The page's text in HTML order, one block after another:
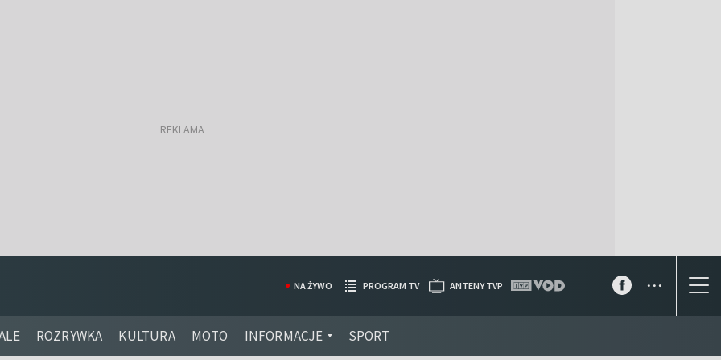
ROZRYWKA KULTURA MOTO INFORMACJE SPORT
NA ŻYWO PROGRAM TV ANTENY TVP ...